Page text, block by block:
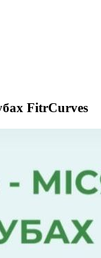
FitrCurves